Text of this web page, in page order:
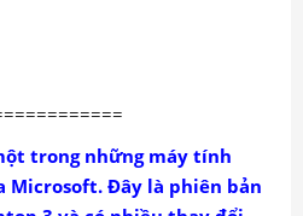
trong những máy tính
Microsoft. Đây là phiên bản